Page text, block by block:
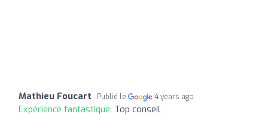
Mathieu Foucart Publié le 4 years ago
Expérience fantastique: Top conseil